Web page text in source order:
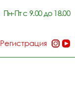
Пн-Пт с 9.00 до 18.00
Регистрация